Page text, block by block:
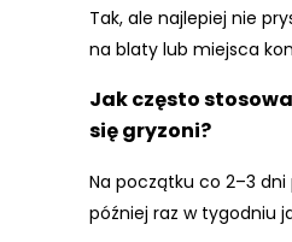
Tak, ale najlepiej nie
na blaty lub miejsca
Jak często
się gryzoni?
Na początku co 2–3 dni
później raz w tygodniu